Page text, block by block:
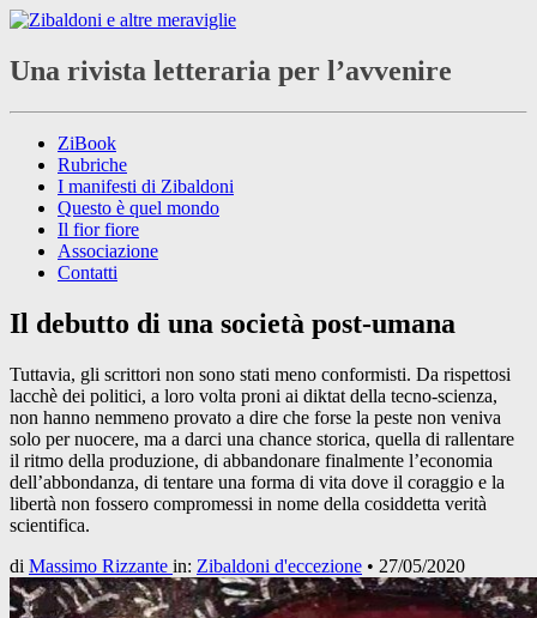
Una rivista letteraria per l’avvenire
ZiBook
Rubriche
I manifesti di Zibaldoni
Questo è quel mondo
Il fior fiore
Associazione
Contatti
Il debutto di una società post-umana
Tuttavia, gli scrittori non sono stati meno conformisti. Da rispettosi
lacchè dei politici, a loro volta proni ai diktat della tecno-scienza,
non hanno nemmeno provato a dire che forse la peste non veniva
solo per nuocere, ma a darci una chance storica, quella di rallentare
il ritmo della produzione, di abbandonare finalmente l’economia
dell’abbondanza, di tentare una forma di vita dove il coraggio e la
libertà non fossero compromessi in nome della cosiddetta verità
scientifica.
di Massimo Rizzante in: Zibaldoni d'eccezione • 27/05/2020